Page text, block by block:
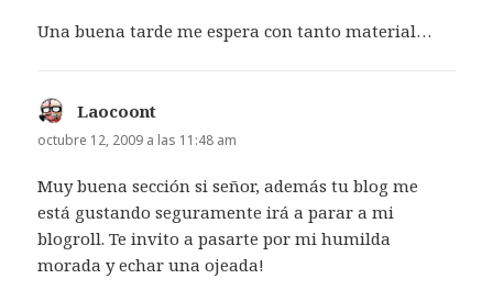
Una buena tarde me espera con tanto material…
Laocoont
octubre 12, 2009 a las 11:48 am
Muy buena sección si señor, además tu blog me
está gustando seguramente irá a parar a mi
blogroll. Te invito a pasarte por mi humilda
morada y echar una ojeada!